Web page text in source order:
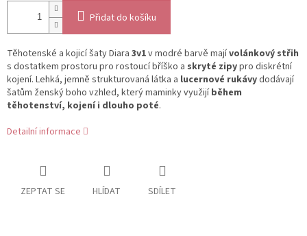
Přidat do košíku
Těhotenské a kojicí šaty Diara 3v1v modré barvě majívolánkový střih
s dostatkem prostoru pro rostoucí bříško a skryté zipypro diskrétní
kojení. Lehká, jemně strukturovaná látka a lucernové rukávydodávají
šatům ženský boho vzhled, který maminky využijíběhem
těhotenství, kojení i dlouho poté.
Detailní informace
ZEPTAT SE HLÍDAT SDÍLET